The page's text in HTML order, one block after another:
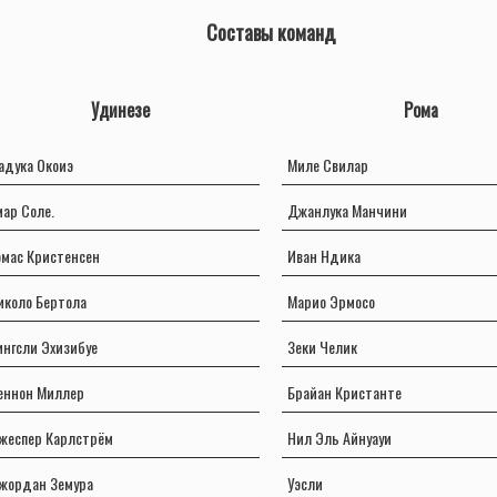
Составы команд
Удинезе
Окоиэ
Соле.
Кристенсен
Бертола
Эхизибуе
Миллер
Карлстрём
Земура
Рома
Миле Свилар
Джанлука Манчини
Иван Ндика
Марио Эрмосо
Зеки Челик
Брайан Кристанте
Нил Эль Айнуауи
Уэсли